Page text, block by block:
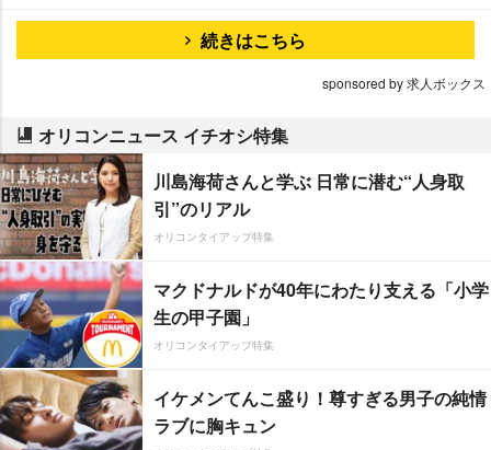
続きはこちら
sponsored by 求人ボックス
オリコンニュース イチオシ特集
川島海荷さんと学ぶ 日常に潜む“人身取
引”のリアル
オリコンタイアップ特集
マクドナルドが40年にわたり支える「小学
生の甲子園」
オリコンタイアップ特集
イケメンてんこ盛り！尊すぎる男子の純情
ラブに胸キュン